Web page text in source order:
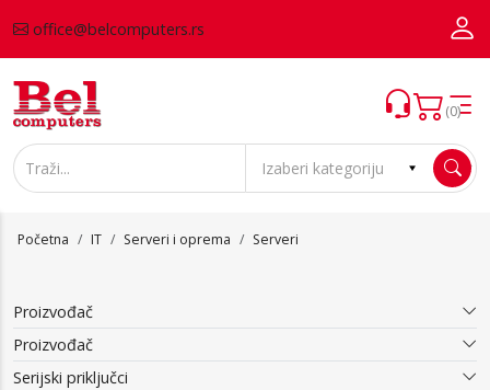
office@belcomputers.rs
(0)
Početna IT Serveri i oprema Serveri
Proizvođač
Proizvođač
Serijski priključci